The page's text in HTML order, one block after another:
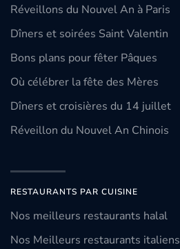
Réveillons du Nouvel An à Paris
Dîners et soirées Saint Valentin
Bons plans pour fêter Pâques
Où célébrer la fête des Mères
Dîners et croisières du 14 juillet
Réveillon du Nouvel An Chinois
RESTAURANTS PAR CUISINE
Nos meilleurs restaurants halal
Nos Meilleurs restaurants italiens